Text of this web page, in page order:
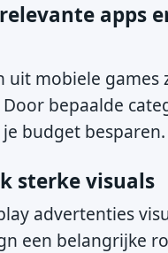
apps
uit mobiele games
bepaalde
budget besparen.
sterke visuals
advertenties
een belangrijke